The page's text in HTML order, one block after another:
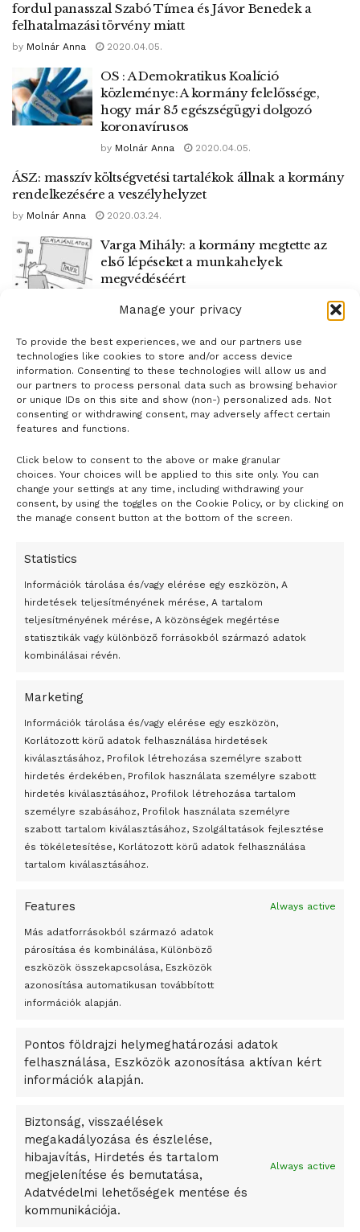
Manage your privacy
To provide the best experiences, we and our partners use
technologies like cookies to store and/or access device
information. Consenting to these technologies will allow us and
our partners to process personal data such as browsing behavior
or unique IDs on this site and show (non-) personalized ads. Not
consenting or withdrawing consent, may adversely affect certain
features and functions.
Click below to consent to the above or make granular
choices. Your choices will be applied to this site only. You can
change your settings at any time, including withdrawing your
consent, by using the toggles on the Cookie Policy, or by clicking on
the manage consent button at the bottom of the screen.
Statistics
Információk tárolása és/vagy elérése egy eszközön, A
hirdetések teljesítményének mérése, A tartalom
teljesítményének mérése, A közönségek megértése
statisztikák vagy különböző forrásokból származó adatok
kombinálásai révén.
Marketing
Információk tárolása és/vagy elérése egy eszközön,
Korlátozott körű adatok felhasználása hirdetések
kiválasztásához, Profilok létrehozása személyre szabott
hirdetés érdekében, Profilok használata személyre szabott
hirdetés kiválasztásához, Profilok létrehozása tartalom
személyre szabásához, Profilok használata személyre
szabott tartalom kiválasztásához, Szolgáltatások fejlesztése
és tökéletesítése, Korlátozott körű adatok felhasználása
tartalom kiválasztásához.
Features Always active
Más adatforrásokból származó adatok
párosítása és kombinálása, Különböző
eszközök összekapcsolása, Eszközök
azonosítása automatikusan továbbított
információk alapján.
Pontos földrajzi helymeghatározási adatok
felhasználása, Eszközök azonosítása aktívan kért
információk alapján.
Biztonság, visszaélések
megakadályozása és észlelése,
hibajavítás, Hirdetés és tartalom
megjelenítése és bemutatása,
Adatvédelmi lehetőségek mentése és
kommunikációja.
Always active
fordul panasszal Szabó Tímea és Jávor Benedek a
felhatalmazási törvény miatt
by Molnár Anna 2020.04.05.
OS : A Demokratikus Koalíció
közleménye: A kormány felelőssége,
hogy már 85 egészségügyi dolgozó
koronavírusos
by Molnár Anna 2020.04.05.
ÁSZ: masszív költségvetési tartalékok állnak a kormány
rendelkezésére a veszélyhelyzet
by Molnár Anna 2020.03.24.
Varga Mihály: a kormány megtette az
első lépéseket a munkahelyek
megvédéséért
… 5
- H I R D E T É S -
Átmenetileg szünetelnek az összecsapások Bahmutnál
Egy vagyonért adták el Banksy művét miután elégették.
Az 1950-ben elhunyt alkotók művei szabadon
felhasználhatóvá válnak
Megváltoztatják a montenegrói egyházügyi törvény
Peking – A visegrádi országok zsidó kulturális örökségét
bemutató fotókiállítás nyílt
Megveszi az osztrák Wienerberger az amerikai Meridian
Bricket
A Startup Campus egyetemi programjainak legjobbjai az
A Ringo Starr új albummal jelentkezik
A Vajdasági Magyar Szövetség államtitkárait kinevezték
Dzsingisz kán hódító hadjárata okozta
Kuramagomedov ötödik, Muszukajev elődöntős – Birkózó
világkupa